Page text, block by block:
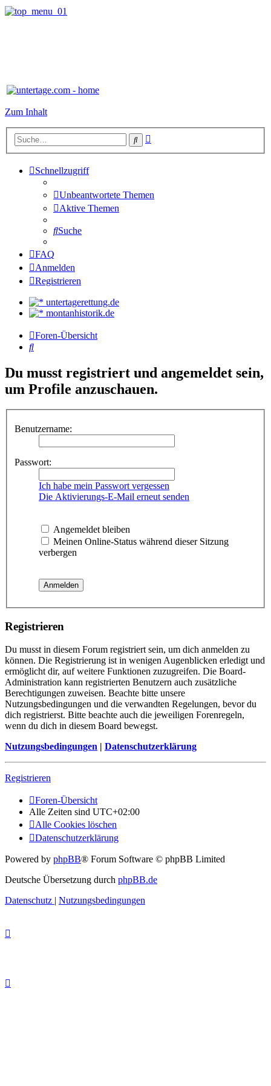
Zum Inhalt
Suche
Schnellzugriff
Unbeantwortete Themen
Aktive Themen
Suche
FAQ
Anmelden
Registrieren
untertagerettung.de
montanhistorik.de
Foren-Übersicht
Suche
Du musst registriert und angemeldet sein,
um Profile anzuschauen.
Benutzername:
Passwort:
Ich habe mein Passwort vergessen
Die Aktivierungs-E-Mail erneut senden
Angemeldet bleiben
Meinen Online-Status während dieser Sitzung
verbergen
Registrieren
Du musst in diesem Forum registriert sein, um dich anmelden zu
können. Die Registrierung ist in wenigen Augenblicken erledigt und
ermöglicht dir, auf weitere Funktionen zuzugreifen. Die Board-
Administration kann registrierten Benutzern auch zusätzliche
Berechtigungen zuweisen. Beachte bitte unsere
Nutzungsbedingungen und die verwandten Regelungen, bevor du
dich registrierst. Bitte beachte auch die jeweiligen Forenregeln,
wenn du dich in diesem Board bewegst.
Nutzungsbedingungen | Datenschutzerklärung
Registrieren
Foren-Übersicht
Alle Zeiten sind UTC+02:00
Alle Cookies löschen
Datenschutzerklärung
Powered by phpBB® Forum Software © phpBB Limited
Deutsche Übersetzung durch phpBB.de
Datenschutz | Nutzungsbedingungen